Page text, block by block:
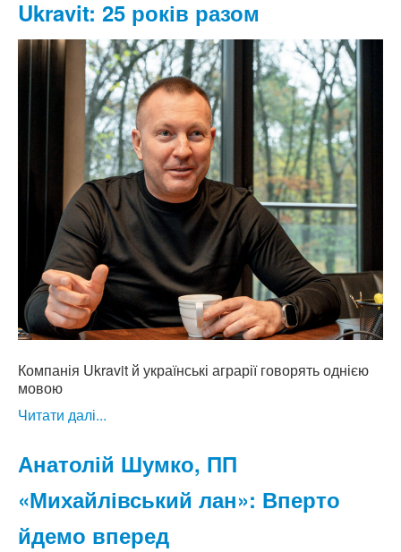
Ukravit: 25 років разом
Компанія Ukravit й українські аграрії говорять однією
мовою
Читати далі...
Анатолій Шумко, ПП
«Михайлівський лан»: Вперто
йдемо вперед